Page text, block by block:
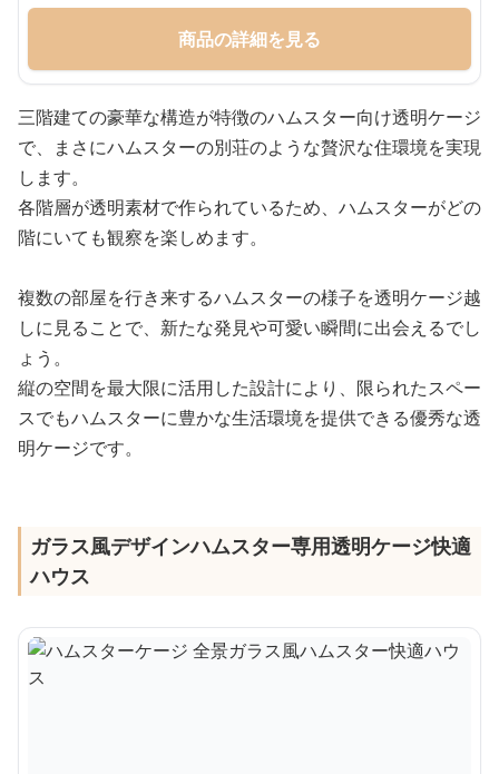
商品の詳細を見る
三階建ての豪華な構造が特徴のハムスター向け透明ケージ
で、まさにハムスターの別荘のような贅沢な住環境を実現
します。
各階層が透明素材で作られているため、ハムスターがどの
階にいても観察を楽しめます。
複数の部屋を行き来するハムスターの様子を透明ケージ越
しに見ることで、新たな発見や可愛い瞬間に出会えるでし
ょう。
縦の空間を最大限に活用した設計により、限られたスペー
スでもハムスターに豊かな生活環境を提供できる優秀な透
明ケージです。
ガラス風デザインハムスター専用透明ケージ快適
ハウス